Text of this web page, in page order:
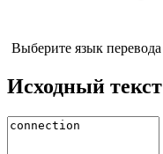
Выберите язык перевода
Исходный текст